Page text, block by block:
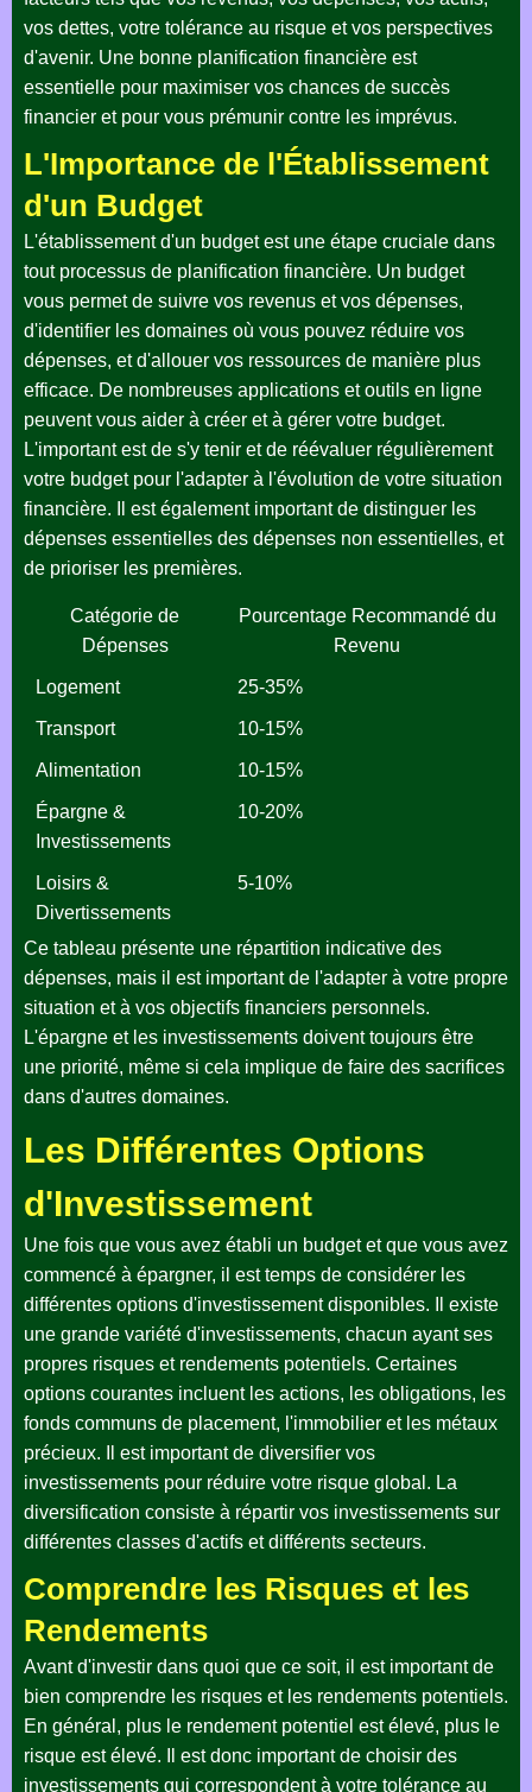
vos dettes, votre tolérance au risque et vos perspectives
d'avenir. Une bonne planification financière est
essentielle pour maximiser vos chances de succès
financier et pour vous prémunir contre les imprévus.
L'Importance de l'Établissement
d'un Budget
L'établissement d'un budget est une étape cruciale dans
tout processus de planification financière. Un budget
vous permet de suivre vos revenus et vos dépenses,
d'identifier les domaines où vous pouvez réduire vos
dépenses, et d'allouer vos ressources de manière plus
efficace. De nombreuses applications et outils en ligne
peuvent vous aider à créer et à gérer votre budget.
L'important est de s'y tenir et de réévaluer régulièrement
votre budget pour l'adapter à l'évolution de votre situation
financière. Il est également important de distinguer les
dépenses essentielles des dépenses non essentielles, et
de prioriser les premières.
Catégorie de
Dépenses
Pourcentage Recommandé du
Revenu
Logement 25-35%
Transport 10-15%
Alimentation 10-15%
Épargne &
Investissements
10-20%
Loisirs &
Divertissements
5-10%
Ce tableau présente une répartition indicative des
dépenses, mais il est important de l'adapter à votre propre
situation et à vos objectifs financiers personnels.
L'épargne et les investissements doivent toujours être
une priorité, même si cela implique de faire des sacrifices
dans d'autres domaines.
Les Différentes Options
d'Investissement
Une fois que vous avez établi un budget et que vous avez
commencé à épargner, il est temps de considérer les
différentes options d'investissement disponibles. Il existe
une grande variété d'investissements, chacun ayant ses
propres risques et rendements potentiels. Certaines
options courantes incluent les actions, les obligations, les
fonds communs de placement, l'immobilier et les métaux
précieux. Il est important de diversifier vos
investissements pour réduire votre risque global. La
diversification consiste à répartir vos investissements sur
différentes classes d'actifs et différents secteurs.
Comprendre les Risques et les
Rendements
Avant d'investir dans quoi que ce soit, il est important de
bien comprendre les risques et les rendements potentiels.
En général, plus le rendement potentiel est élevé, plus le
risque est élevé. Il est donc important de choisir des
investissements qui correspondent à votre tolérance au